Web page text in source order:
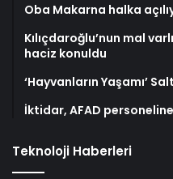
Oba Makarna halka
Kılıçdaroğlu’nun mal
haciz konuldu
‘Hayvanların Yaşamı’
İktidar, AFAD
Teknoloji Haberleri